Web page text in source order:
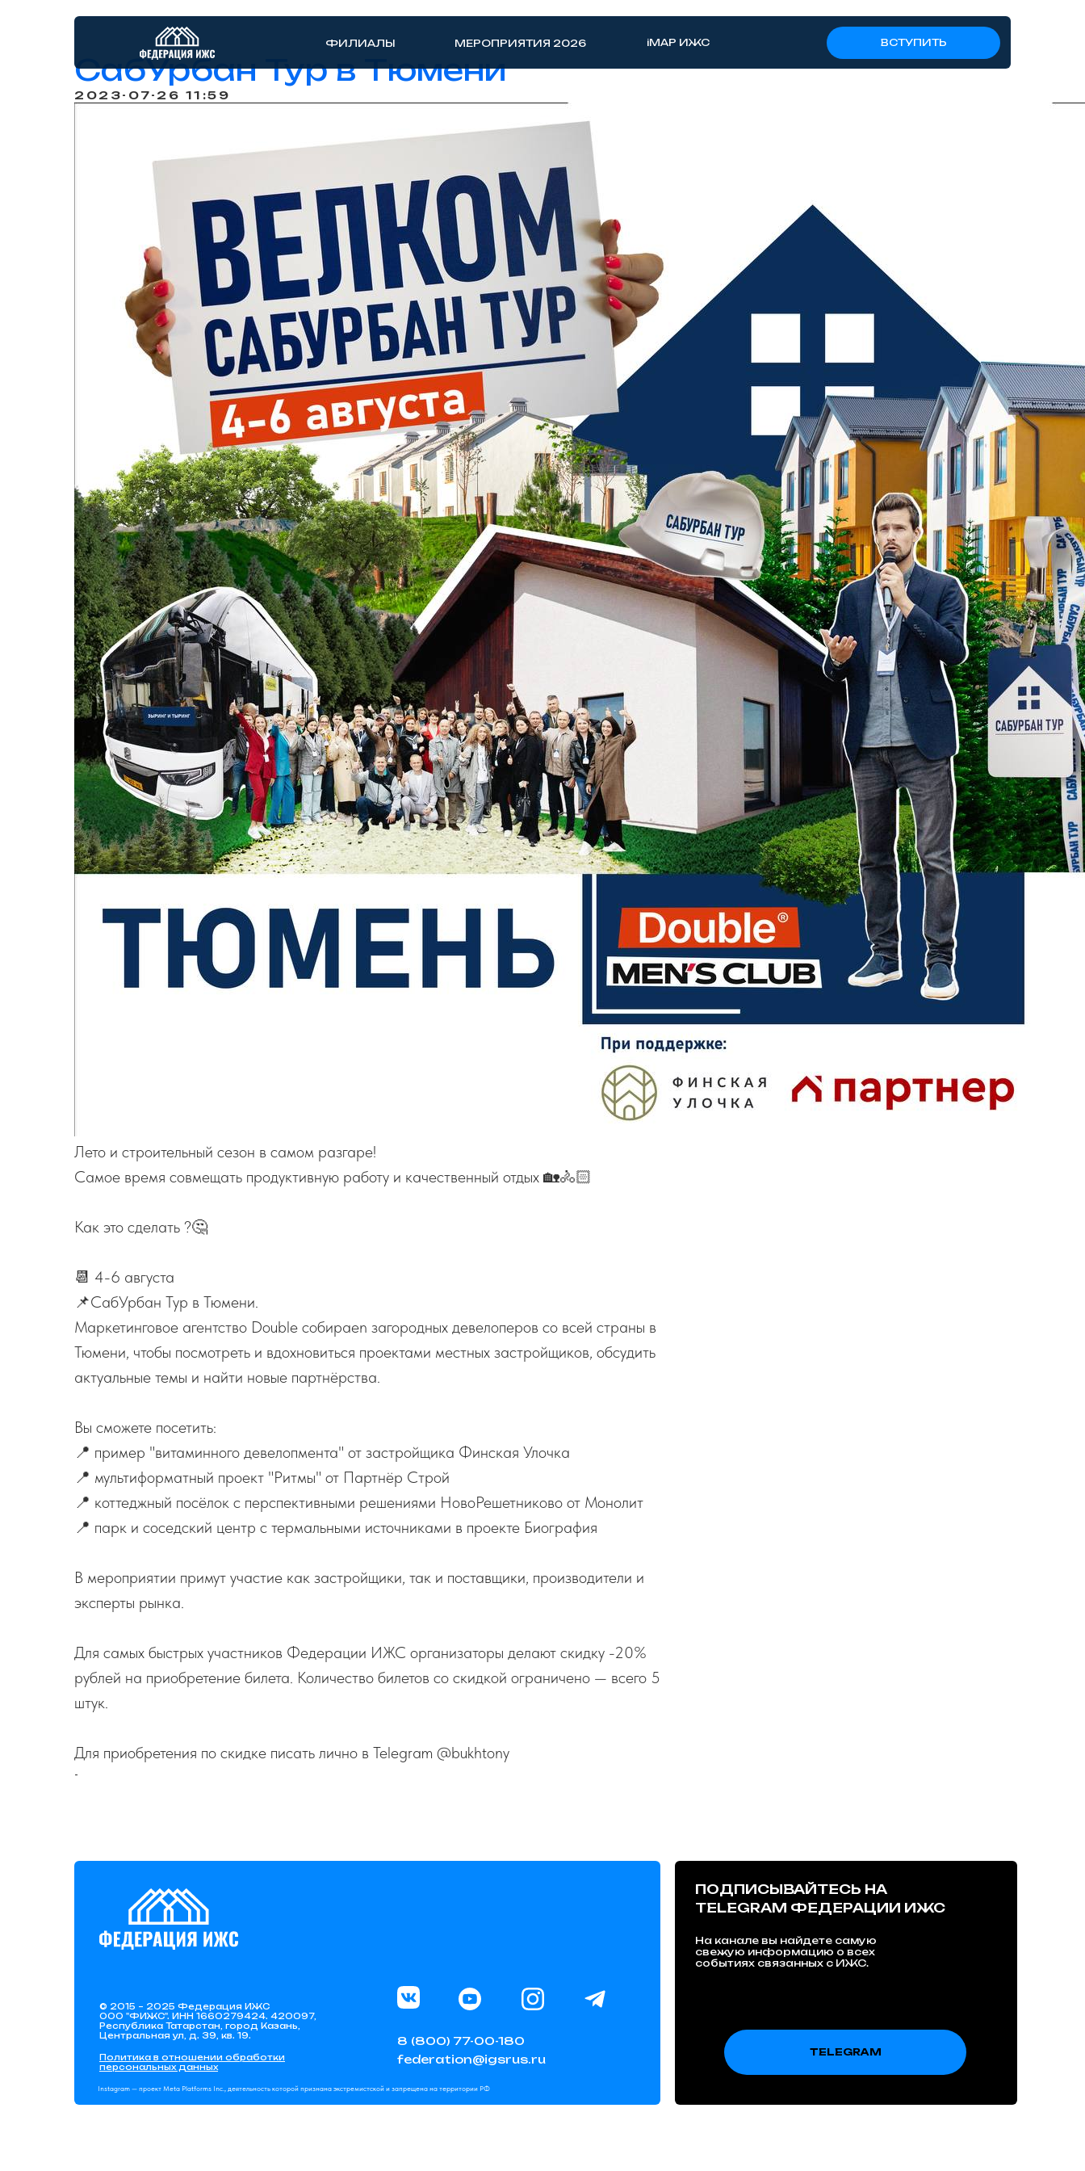
iMAP ИЖС
МЕРОПРИЯТИЯ 2026
ФИЛИАЛЫ ВСТУПИТЬ
СабУрбан Тур в Тюмени
2023-07-26 11:59
Лето и строительный сезон в самом разгаре!
Самое время совмещать продуктивную работу и качественный отдых 🏡🚴🏻
Как это сделать ?🤔
📆 4-6 августа
📌СабУрбан Тур в Тюмени.
Маркетинговое агентство Double собираеn загородных девелоперов со всей страны в
Тюмени, чтобы посмотреть и вдохновиться проектами местных застройщиков, обсудить
актуальные темы и найти новые партнёрства.
Вы сможете посетить:
📍 пример "витаминного девелопмента" от застройщика Финская Улочка
📍 мультиформатный проект "Ритмы" от Партнёр Строй
📍 коттеджный посёлок с перспективными решениями НовоРешетниково от Монолит
📍 парк и соседский центр с термальными источниками в проекте Биография
В мероприятии примут участие как застройщики, так и поставщики, производители и
эксперты рынка.
Для самых быстрых участников Федерации ИЖС организаторы делают скидку -20%
рублей на приобретение билета. Количество билетов со скидкой ограничено — всего 5
штук.
Для приобретения по скидке писать лично в Telegram @bukhtony
-
8 (800) 77-00-180
federation@igsrus.ru
На канале вы найдете самую
свежую информацию о всех
событиях связанных с ИЖС.
ПОДПИСЫВАЙТЕСЬ НА
TELEGRAM ФЕДЕРАЦИИ ИЖС
© 2015 – 2025 Федерация ИЖС
ООО "ФИЖС". ИНН 1660279424. 420097,
Республика Татарстан, город Казань,
Центральная ул, д. 39, кв. 19.
Политика в отношении обработки
персональных данных
TELEGRAM
Instagram — проект Meta Platforms Inc., деятельность которой признана экстремистской и запрещена на территории РФ